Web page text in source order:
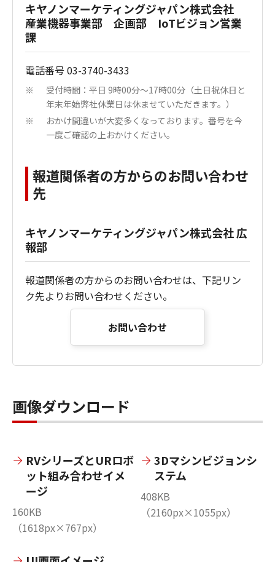
キヤノンマーケティングジャパン株式会社
産業機器事業部 企画部 IoTビジョン営業
課
電話番号 03-3740-3433
※
受付時間：平日 9時00分～17時00分（土日祝休日と
年末年始弊社休業日は休ませていただきます。）
※
おかけ間違いが大変多くなっております。番号を今
一度ご確認の上おかけください。
報道関係者の方からのお問い合わせ
先
キヤノンマーケティングジャパン株式会社 広
報部
報道関係者の方からのお問い合わせは、下記リン
ク先よりお問い合わせください。
お問い合わせ
画像ダウンロード
RVシリーズとURロボ
ット組み合わせイメ
ージ
160KB
（1618px×767px）
3Dマシンビジョンシ
ステム
408KB
（2160px×1055px）